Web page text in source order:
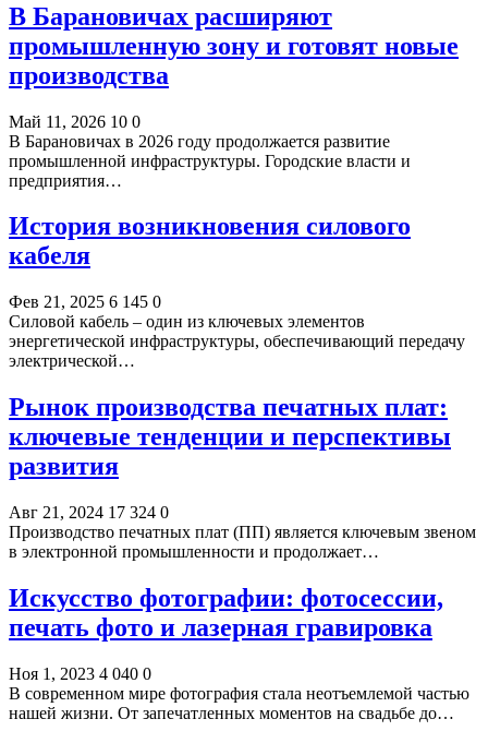
В Барановичах расширяют
промышленную зону и готовят новые
производства
Май 11, 2026 10 0
В Барановичах в 2026 году продолжается развитие
промышленной инфраструктуры. Городские власти и
предприятия…
История возникновения силового
кабеля
Фев 21, 2025 6 145 0
Силовой кабель – один из ключевых элементов
энергетической инфраструктуры, обеспечивающий передачу
электрической…
Рынок производства печатных плат:
ключевые тенденции и перспективы
развития
Авг 21, 2024 17 324 0
Производство печатных плат (ПП) является ключевым звеном
в электронной промышленности и продолжает…
Искусство фотографии: фотосессии,
печать фото и лазерная гравировка
Ноя 1, 2023 4 040 0
В современном мире фотография стала неотъемлемой частью
нашей жизни. От запечатленных моментов на свадьбе до…